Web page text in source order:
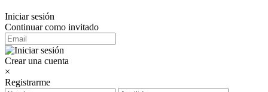
Iniciar sesión
Continuar como invitado
Crear una cuenta
×
Registrarme